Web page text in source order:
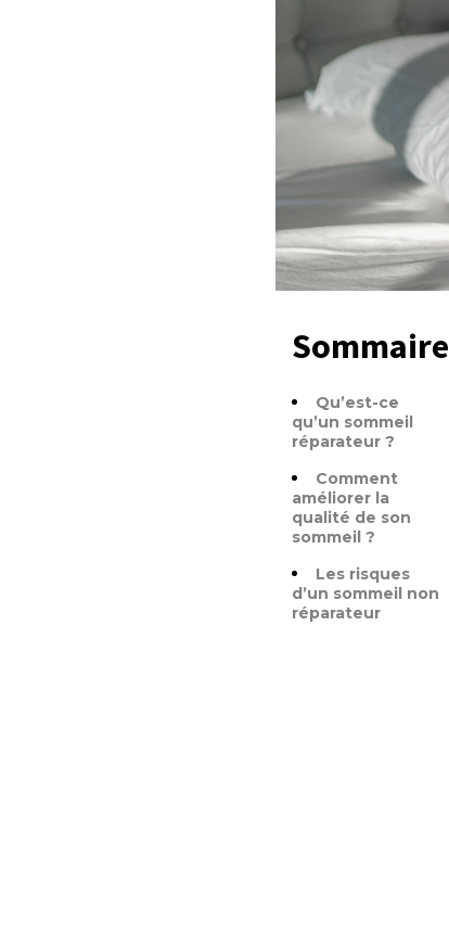
Sommaire
Qu’est-ce
qu’un sommeil
réparateur ?
Comment
améliorer la
qualité de son
sommeil ?
Les risques
d’un sommeil non
réparateur